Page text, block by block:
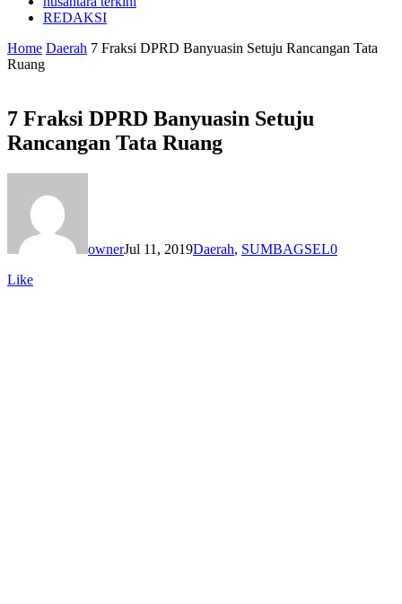
REDAKSI
Home Daerah 7 Fraksi DPRD Banyuasin Setuju Rancangan Tata
Ruang
7 Fraksi DPRD Banyuasin Setuju
Rancangan Tata Ruang
ownerJul 11, 2019Daerah, SUMBAGSEL0
Like